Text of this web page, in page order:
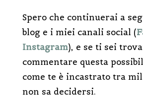
Spero che continuerai a
blog e i miei canali social (
Instagram), e se ti sei
commentare questa
come te è incastrato tra
non sa decidersi.